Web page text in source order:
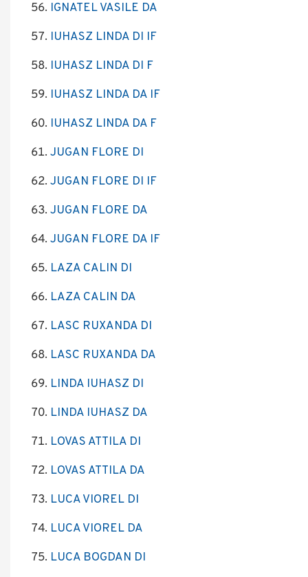
IGNATEL VASILE DA
IUHASZ LINDA DI IF
IUHASZ LINDA DI F
IUHASZ LINDA DA IF
IUHASZ LINDA DA F
JUGAN FLORE DI
JUGAN FLORE DI IF
JUGAN FLORE DA
JUGAN FLORE DA IF
LAZA CALIN DI
LAZA CALIN DA
LASC RUXANDA DI
LASC RUXANDA DA
LINDA IUHASZ DI
LINDA IUHASZ DA
LOVAS ATTILA DI
LOVAS ATTILA DA
LUCA VIOREL DI
LUCA VIOREL DA
LUCA BOGDAN DI